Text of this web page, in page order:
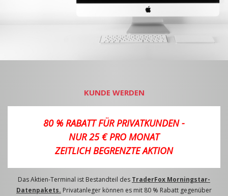
KUNDE WERDEN
80 % RABATT FÜR PRIVATKUNDEN -
NUR 25 € PRO MONAT
ZEITLICH BEGRENZTE AKTION
Das Aktien-Terminal ist Bestandteil des TraderFox Morningstar-
Datenpakets. Privatanleger können es mit 80 % Rabatt gegenüber